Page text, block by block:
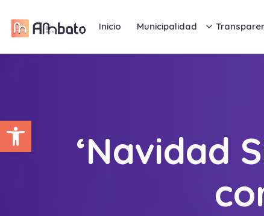
Abrir barra de herramientas
Inicio Municipalidad
‘Navidad